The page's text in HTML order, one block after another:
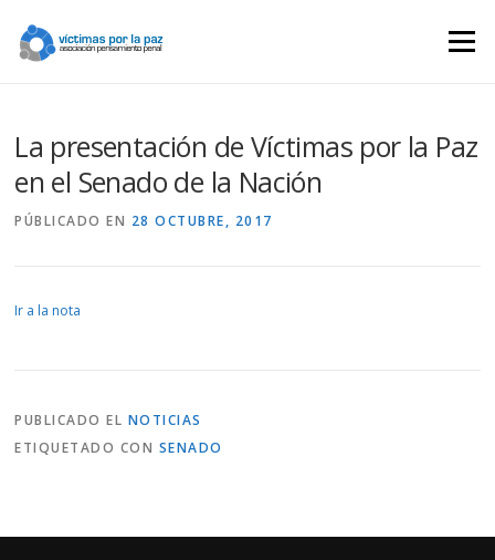
contenido
Menú
La presentación de Víctimas por la Paz
en el Senado de la Nación
PÚBLICADO EN 28 OCTUBRE, 2017
Ir a la nota
PUBLICADO EL NOTICIAS
ETIQUETADO CON SENADO